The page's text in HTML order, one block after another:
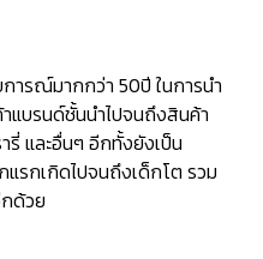
ารณ์มากกว่า 50ปี ในการนำ
แบรนด์ชั้นนำไปจนถึงสินค้า
รี่ และอื่นๆ อีกทั้งยังเป็น
รกเกิดไปจนถึงเด็กโต รวม
ด้วย